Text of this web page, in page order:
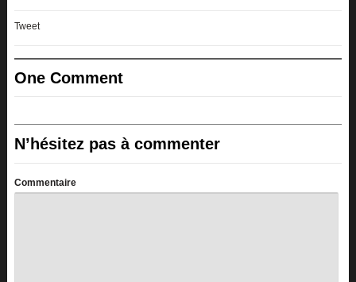
Tweet
One Comment
N’hésitez pas à commenter
Commentaire